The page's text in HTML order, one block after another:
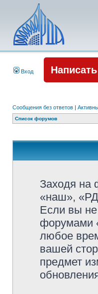
Вход
Сообщения без ответов |
Список форумов
Заходя на
«наш»,
Если вы не
форумами
любое
вашей
предмет